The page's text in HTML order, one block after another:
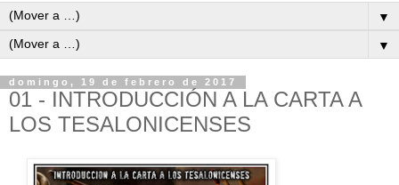
▼
▼
domingo, 19 de febrero de 2017
01 - INTRODUCCIÓN A LA CARTA A
LOS TESALONICENSES